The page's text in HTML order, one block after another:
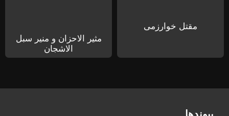
مقتل خوارزمی
مثیر الاحزان و منیر سبل
الاشجان